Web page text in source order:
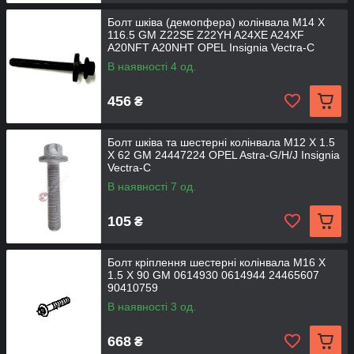
Болт шківа (демопфера) колінвала M14 X
116.5 GM Z22SE Z22YH A24XE A24XF
A20NFT A20NHT OPEL Insignia Vectra-C
В наявності 4 од.
456 ₴
Болт шківа та шестерні колінвала M12 X 1.5
X 62 GM 24447224 OPEL Astra-G/H/J Insignia
Vectra-C
В наявності 7 од.
105 ₴
Болт кріплення шестерні колінвала M16 X
1.5 X 90 GM 0614930 0614944 24465607
90410759
В наявності 3 од.
668 ₴